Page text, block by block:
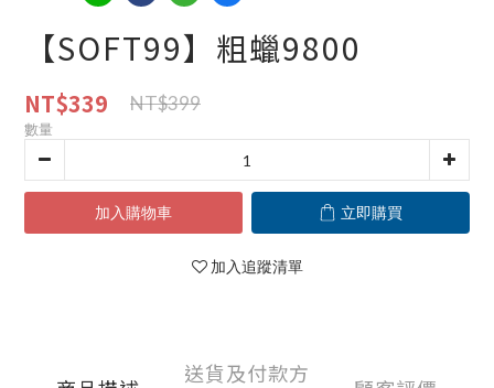
【SOFT99】粗蠟9800
NT$339 NT$399
數量
加入購物車 立即購買
加入追蹤清單
送貨及付款方